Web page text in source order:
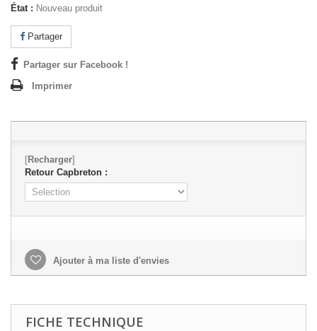
État : Nouveau produit
Partager
Partager sur Facebook !
Imprimer
[Recharger]
Retour Capbreton :
Ajouter à ma liste d'envies
FICHE TECHNIQUE